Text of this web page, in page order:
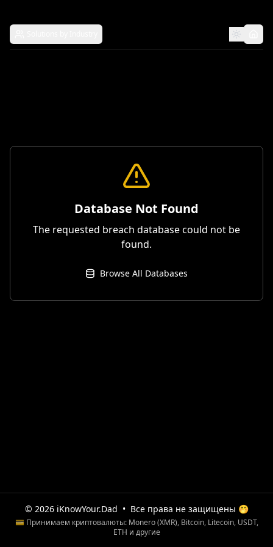
Database Not Found
The requested breach database could not be
found.
Browse All Databases
© 2026 iKnowYour.Dad • Все права не защищены 🤭
💳 Принимаем криптовалюты: Monero (XMR), Bitcoin, Litecoin, USDT,
ETH и другие